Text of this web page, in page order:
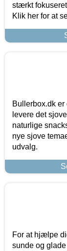
stærkt
Klik her for at
Bullerbox.dk
levere det
naturlige
nye sjove
udvalg.
For at hjælpe
sunde og